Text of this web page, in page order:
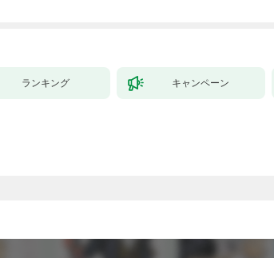
ランキング キャンペーン